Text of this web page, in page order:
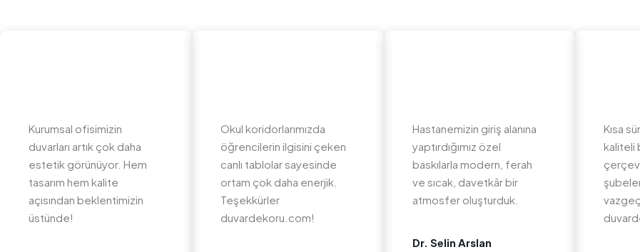
Kurumsal ofisimizin
duvarları artık çok daha
estetik görünüyor. Hem
tasarım hem kalite
açısından beklentimizin
üstünde!
Okul koridorlarımızda
öğrencilerin ilgisini çeken
canlı tablolar sayesinde
ortam çok daha enerjik.
Teşekkürler
duvardekoru.com!
Hastanemizin giriş alanına
yaptırdığımız özel
baskılarla modern, ferah
ve sıcak, davetkâr bir
atmosfer oluşturduk.
Dr. Selin Arslan
Kısa
kaliteli